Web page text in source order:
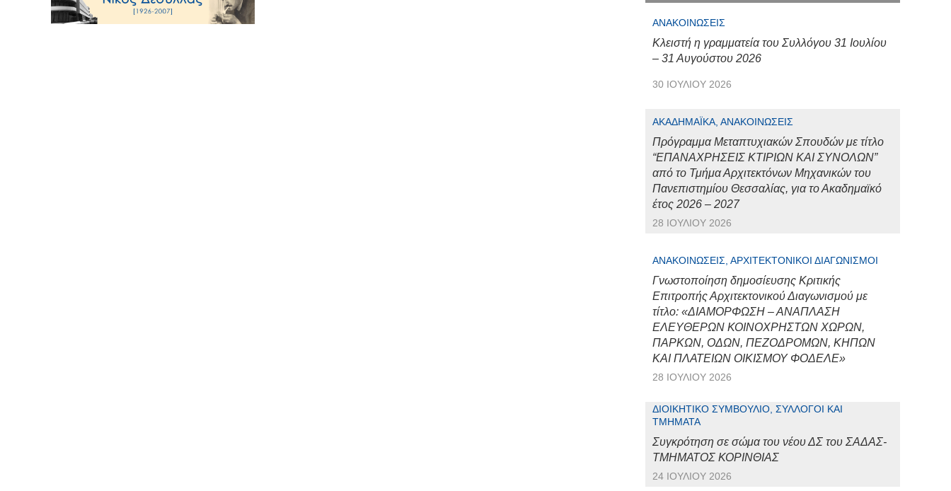
ΑΝΑΚΟΙΝΏΣΕΙΣ
Κλειστή η γραμματεία του Συλλόγου 31 Ιουλίου
– 31 Αυγούστου 2026
30 ΙΟΥΛΊΟΥ 2026
ΑΚΑΔΗΜΑΪΚΆ, ΑΝΑΚΟΙΝΏΣΕΙΣ
Πρόγραμμα Μεταπτυχιακών Σπουδών με τίτλο
“ΕΠΑΝΑΧΡΗΣΕΙΣ ΚΤΙΡΙΩΝ ΚΑΙ ΣΥΝΟΛΩΝ”
από το Τμήμα Αρχιτεκτόνων Μηχανικών του
Πανεπιστημίου Θεσσαλίας, για το Ακαδημαϊκό
έτος 2026 – 2027
28 ΙΟΥΛΊΟΥ 2026
ΑΝΑΚΟΙΝΏΣΕΙΣ, ΑΡΧΙΤΕΚΤΟΝΙΚΟΊ ΔΙΑΓΩΝΙΣΜΟΊ
Γνωστοποίηση δημοσίευσης Κριτικής
Επιτροπής Αρχιτεκτονικού Διαγωνισμού με
τίτλο: «ΔΙΑΜΟΡΦΩΣΗ – ΑΝΑΠΛΑΣΗ
ΕΛΕΥΘΕΡΩΝ ΚΟΙΝΟΧΡΗΣΤΩΝ ΧΩΡΩΝ,
ΠΑΡΚΩΝ, ΟΔΩΝ, ΠΕΖΟΔΡΟΜΩΝ, ΚΗΠΩΝ
ΚΑΙ ΠΛΑΤΕΙΩΝ ΟΙΚΙΣΜΟΥ ΦΟΔΕΛΕ»
28 ΙΟΥΛΊΟΥ 2026
ΔΙΟΙΚΗΤΙΚΌ ΣΥΜΒΟΎΛΙΟ, ΣΎΛΛΟΓΟΙ ΚΑΙ
ΤΜΉΜΑΤΑ
Συγκρότηση σε σώμα του νέου ΔΣ του ΣΑΔΑΣ-
ΤΜΗΜΑΤΟΣ ΚΟΡΙΝΘΙΑΣ
24 ΙΟΥΛΊΟΥ 2026